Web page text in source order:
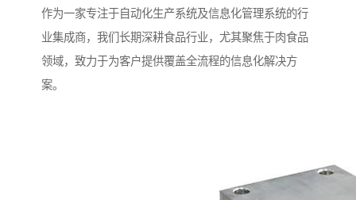
作为一家专注于自动化生产系统及信息化管理系统的行
业集成商，我们长期深耕食品行业，尤其聚焦于肉食品
领域，致力于为客户提供覆盖全流程的信息化解决方
案。